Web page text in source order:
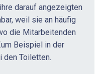
darauf angezeigten
weil sie an häufig
die Mitarbeitenden
Beispiel in der
den Toiletten.